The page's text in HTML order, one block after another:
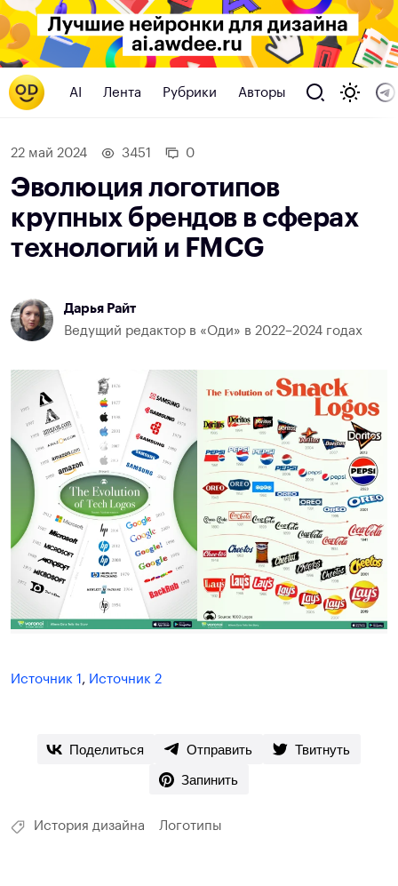
AI Лента Рубрики Авторы
22 май 2024 3451 0
Эволюция логотипов
крупных брендов в сферах
технологий и FMCG
Дарья Райт
Ведущий редактор в «Оди» в 2022–2024 годах
Источник 1 , Источник 2
Поделиться Отправить
Твитнуть
Запинить
История дизайна Логотипы